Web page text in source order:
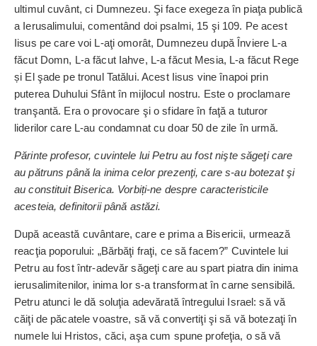
ultimul cuvânt, ci Dumnezeu. Şi face exegeza în piaţa publică
a Ierusalimului, comentând doi psalmi, 15 şi 109. Pe acest
Iisus pe care voi L-aţi omorât, Dumnezeu după Înviere L-a
făcut Domn, L-a făcut Iahve, L-a făcut Mesia, L-a făcut Rege
și El şade pe tronul Tatălui. Acest Iisus vine înapoi prin
puterea Duhului Sfânt în mijlocul nostru. Este o proclamare
tranşantă. Era o provocare şi o sfidare în faţă a tuturor
liderilor care L-au condamnat cu doar 50 de zile în urmă.
Părinte profesor, cuvintele lui Petru au fost nişte săgeţi care
au pătruns până la inima celor pre­zenţi, care s-au botezat şi
au constituit Biserica. Vorbiți-ne despre caracteristicile
acesteia, definitorii până astăzi.
După această cuvântare, care e prima a Bisericii, urmează
reac­ţia poporului: „Bărbăţi fraţi, ce să facem?” Cuvintele lui
Petru au fost într-adevăr săgeţi care au spart piatra din inima
ierusalimitenilor, inima lor s-a transformat în carne sensibilă.
Petru atunci le dă soluţia ade­vărată întregului Israel: să vă
căiţi de păcatele voastre, să vă convertiţi şi să vă botezaţi în
numele lui Hristos, căci, aşa cum spune profeţia, o să vă